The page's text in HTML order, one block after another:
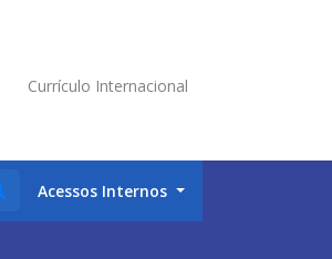
Currículo Internacional
Acessos Internos